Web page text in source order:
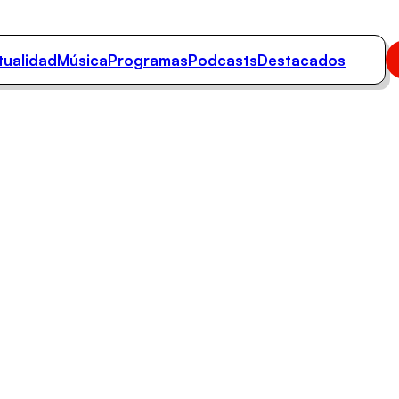
MúsicaProgramasPodcastsDestacados